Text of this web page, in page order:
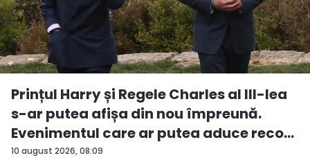
10 august 2026, 08:09
Prințul Harry și Regele Charles al III-lea
s-ar putea afișa din nou împreună.
Evenimentul care ar putea aduce reco...